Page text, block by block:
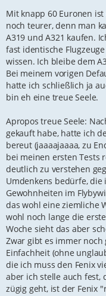
Mit knapp 60 Euronen
noch teurer, denn man
A319 und A321 kaufen.
fast identische
wissen. Ich bleibe dem
Bei meinem vorigen
hatte ich schließlich ja
bin eh eine treue Seele.
Apropos treue Seele:
gekauft habe, hatte ich
bereut (jaaaajaaaa, zu
bei meinen ersten Tests
deutlich zu verstehen
Umdenkens bedürfe, die
Gewohnheiten im
das wohl eine ziemliche
wohl noch lange die
Woche sieht das aber
Zwar gibt es immer noch
Einfachheit (ohne
die ich muss den Fenix
aber ich stelle auch fest,
zügig geht, ist der Fenix